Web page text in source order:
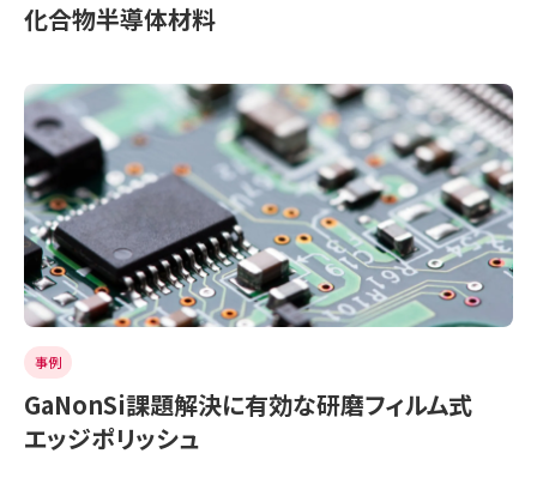
化合物半導体材料
事例
GaNonSi課題解決に有効な研磨フィルム式
エッジポリッシュ